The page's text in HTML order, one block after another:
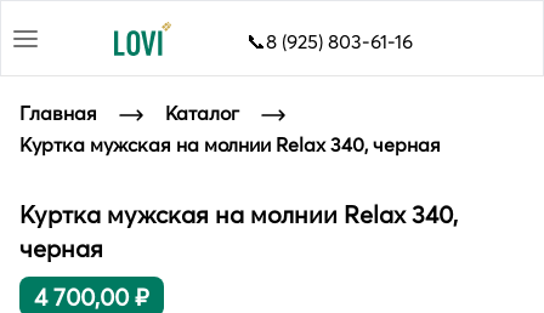
📞8 (925) 803-61-16
Главная
Каталог
Куртка мужская на молнии Relax 340, черная
Куртка мужская на молнии Relax 340,
черная
4 700,00 ₽